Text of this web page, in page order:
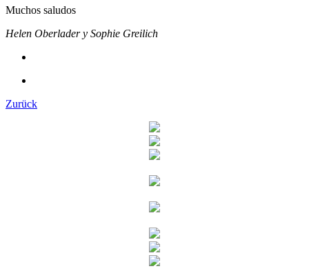
Muchos saludos
Helen Oberlader y Sophie Greilich
Zurück